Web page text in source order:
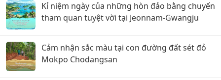
Kỉ niệm ngày của những hòn đảo bằng chuyến
tham quan tuyệt vời tại Jeonnam-Gwangju
Cảm nhận sắc màu tại con đường đất sét đỏ
Mokpo Chodangsan